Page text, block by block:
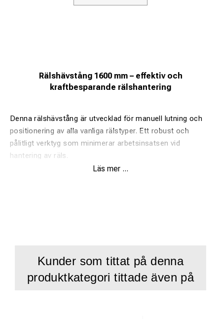
Rälshävstång 1600 mm – effektiv och
kraftbesparande rälshantering
Denna rälshävstång är utvecklad för manuell lutning och
positionering av alla vanliga rälstyper. Ett robust och
pålitligt verktyg som minimerar arbetsinsatsen vid
hantering av räls.
Enkel och effektiv användning
Läs mer ...
Kunder som tittat på denna
produktkategori tittade även på